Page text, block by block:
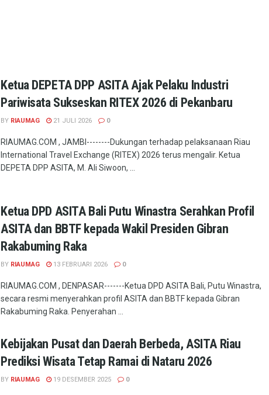
Ketua DEPETA DPP ASITA Ajak Pelaku Industri
Pariwisata Sukseskan RITEX 2026 di Pekanbaru
BY RIAUMAG 21 JULI 2026 0
RIAUMAG.COM , JAMBI--------Dukungan terhadap pelaksanaan Riau
International Travel Exchange (RITEX) 2026 terus mengalir. Ketua
DEPETA DPP ASITA, M. Ali Siwoon, ...
Ketua DPD ASITA Bali Putu Winastra Serahkan Profil
ASITA dan BBTF kepada Wakil Presiden Gibran
Rakabuming Raka
BY RIAUMAG 13 FEBRUARI 2026 0
RIAUMAG.COM , DENPASAR-------Ketua DPD ASITA Bali, Putu Winastra,
secara resmi menyerahkan profil ASITA dan BBTF kepada Gibran
Rakabuming Raka. Penyerahan ...
Kebijakan Pusat dan Daerah Berbeda, ASITA Riau
Prediksi Wisata Tetap Ramai di Nataru 2026
BY RIAUMAG 19 DESEMBER 2025 0